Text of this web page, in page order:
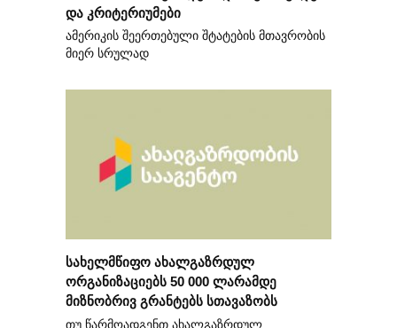
და კრიტერიუმები
ამერიკის შეერთებული შტატების მთავრობის
მიერ სრულად
სახელმწიფო ახალგაზრდულ
ორგანიზაციებს 50 000 ლარამდე
მიზნობრივ გრანტებს სთავაზობს
თუ წარმოადგენთ ახალგაზრდულ